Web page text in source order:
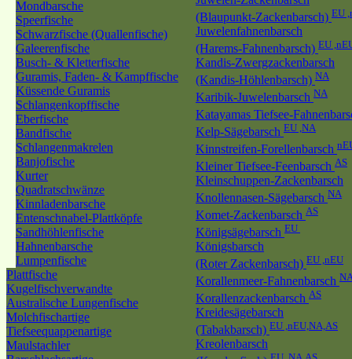
Mondbarsche
Speerfische
Schwarzfische (Quallenfische)
Galeerenfische
Busch- & Kletterfische
Guramis, Faden- & Kampffische
Küssende Guramis
Schlangenkopffische
Eberfische
Bandfische
Schlangenmakrelen
Banjofische
Kurter
Quadratschwänze
Kinnladenbarsche
Entenschnabel-Plattköpfe
Sandhöhlenfische
Hahnenbarsche
Lumpenfische
Plattfische
Kugelfischverwandte
Australische Lungenfische
Molchfischartige
Tiefseequappenartige
Maulstachler
(Blaupunkt-Zackenbarsch) EU
Juwelenfahnenbarsch
(Harems-Fahnenbarsch) EU
Kandis-Zwergzackenbarsch
(Kandis-Höhlenbarsch) NA
Karibik-Juwelenbarsch NA
Katayamas Tiefsee-
Kelp-Sägebarsch EU ,NA
Kinnstreifen-Forellenbarsch
Kleiner Tiefsee-Feenbarsch AS
Kleinschuppen-Zackenbarsch
Knollennasen-Sägebarsch NA
Komet-Zackenbarsch AS
Königsägebarsch EU
Königsbarsch
(Roter Zackenbarsch) EU ,nEU
Korallenmeer-Fahnenbarsch
Korallenzackenbarsch AS
Kreidesägebarsch
(Tabakbarsch) EU ,nEU,NA,AS
Kreolenbarsch